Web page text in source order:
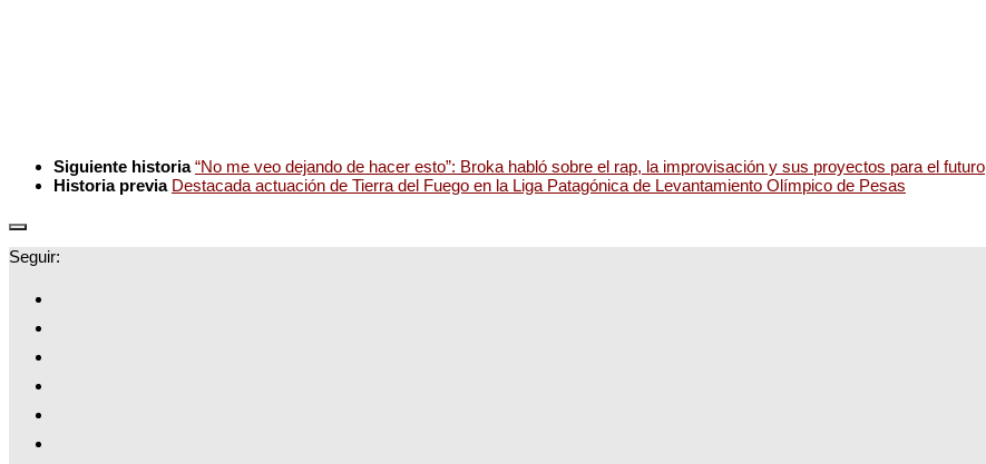
Siguiente historia“No me veo dejando de hacer esto”: Broka habló sobre el rap, la improvisación y sus proyectos para el futuro
Historia previa Destacada actuación de Tierra del Fuego en la Liga Patagónica de Levantamiento Olímpico de Pesas
Seguir: